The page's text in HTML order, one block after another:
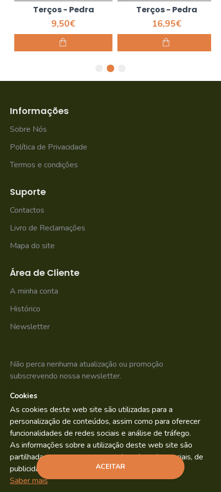
ADICIONAR
Terços - Pedra
9,50€
Terços - Pedra
16,95€
Informações
Sobre Nós
Política de Privacidade
Termos e condições
Suporte
Contactos
Livro de Reclamações
Mapa do site
Área de Cliente
A minha conta
Histórico
Newsletter
Não perca nenhuma atualização ou promoção
subscrevendo nossa newsletter.
Li e aceito osPolítica de Privacidade
Copyright © 2022. ByBild.pt
ACEITAR
Cookies
As cookies deste web site são utilizadas para a
personalização de conteúdos, assim como para oferecer
funcionalidades de redes sociais e análise de tráfego.
As informações sobre a utilização deste web site são
partilhadas com os nossos parceiros de redes sociais, de
publicidade e análise.
Saber mais